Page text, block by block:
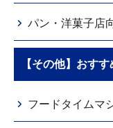
パン・洋菓子店
【その他】おす
フードタイムマ